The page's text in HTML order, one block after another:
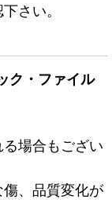
さい。
ク・ファイル
場合もござい
、品質変化が